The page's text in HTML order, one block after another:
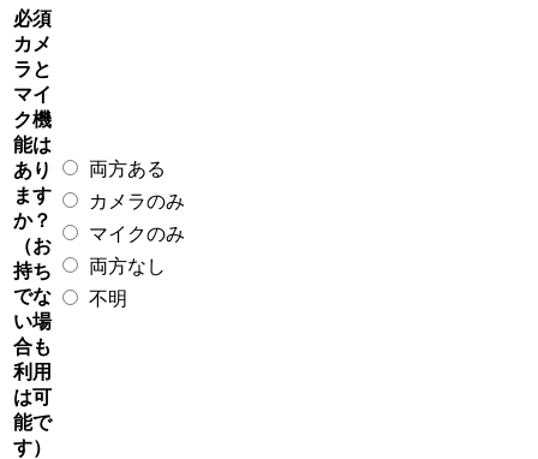
必須
カメ
ラと
マイ
ク機
能は
あり
ます
か？
（お
持ち
でな
い場
合も
利用
は可
能で
す）
両方ある
カメラのみ
マイクのみ
両方なし
不明